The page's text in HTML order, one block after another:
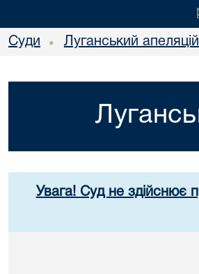
Суди • Луганський
Увага! Суд не здійснює